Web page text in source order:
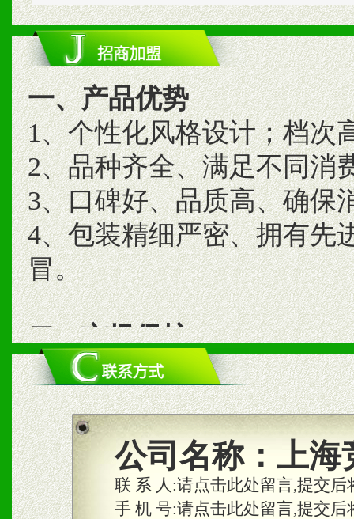
一、产品优势
1、个性化风格设计；档次
2、品种齐全、满足不同消
3、口碑好、品质高、确保
4、包装精细严密、拥有先
冒。
二、市场保护
1、统一市场价格；建立全
商利润。
2、区域独家经营；建立区
合作关系。公司名称： 上海
联 系 人:请点击此处留言,提交
手 机 号:请点击此处留言,提交